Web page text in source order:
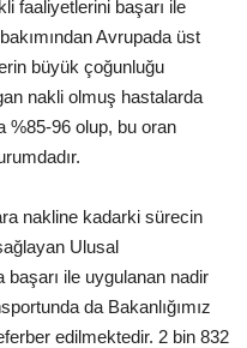
faaliyetlerini başarı ile
Avrupada üst
büyük çoğunluğu
nakli olmuş hastalarda
%85-96 olup, bu oran
nakline kadarki sürecin
Ulusal
ile uygulanan nadir
da Bakanlığımız
edilmektedir. 2 bin 832